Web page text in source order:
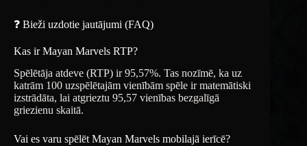
❓ Bieži uzdotie jautājumi (FAQ)
Kas ir Mayan Marvels RTP?
Spēlētāja atdeve (RTP) ir 95,57%. Tas nozīmē, ka uz
katrām 100 uzspēlētajām vienībām spēle ir matemātiski
izstrādāta, lai atgrieztu 95,57 vienības bezgalīgā
griezienu skaitā.
Vai es varu spēlēt Mayan Marvels mobilajā ierīcē?